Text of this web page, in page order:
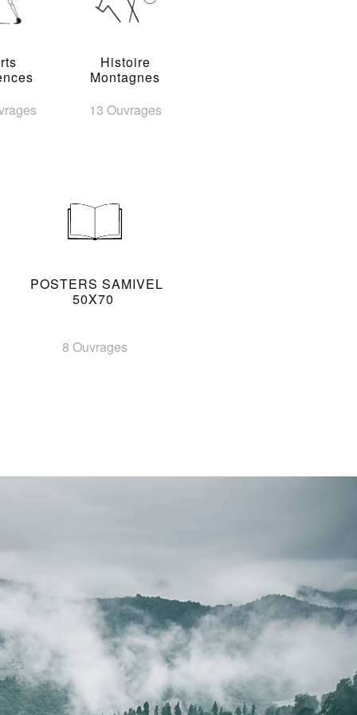
Histoire
Montagnes
13 Ouvrages
POSTERS SAMIVEL
50X70
8 Ouvrages